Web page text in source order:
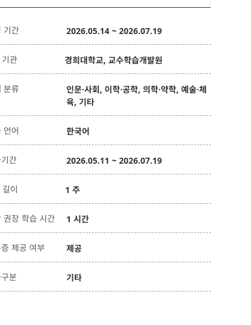
기간 2026.05.14 ~ 2026.07.19
관 경희대학교, 교수학습개발원
분류
인문·사회, 이학·공학, 의학·약학, 예술·체
육, 기타
언어 한국어
간 2026.05.11 ~ 2026.07.19
이 1 주
권장 학습 시간 1 시간
제공 여부 제공
분 기타